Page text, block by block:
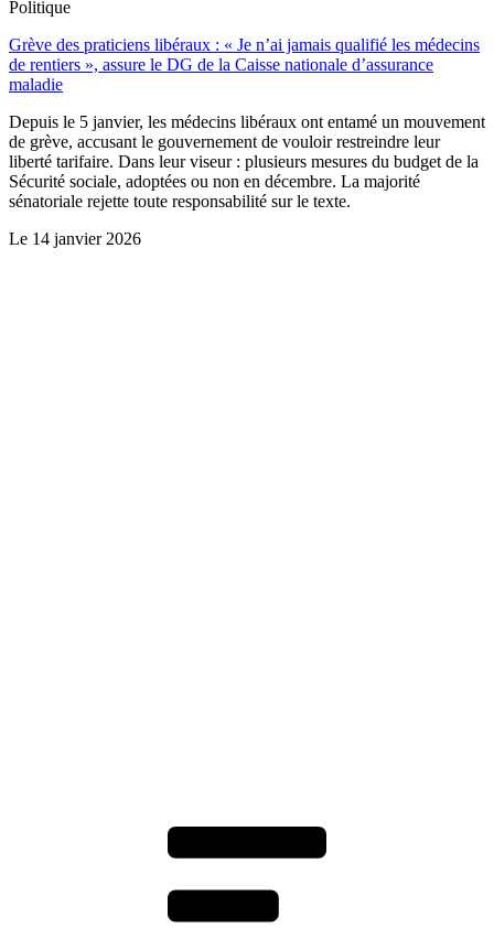
Politique
Grève des praticiens libéraux : « Je n’ai jamais qualifié les médecins
de rentiers », assure le DG de la Caisse nationale d’assurance
maladie
Depuis le 5 janvier, les médecins libéraux ont entamé un mouvement
de grève, accusant le gouvernement de vouloir restreindre leur
liberté tarifaire. Dans leur viseur : plusieurs mesures du budget de la
Sécurité sociale, adoptées ou non en décembre. La majorité
sénatoriale rejette toute responsabilité sur le texte.
Le 14 janvier 2026